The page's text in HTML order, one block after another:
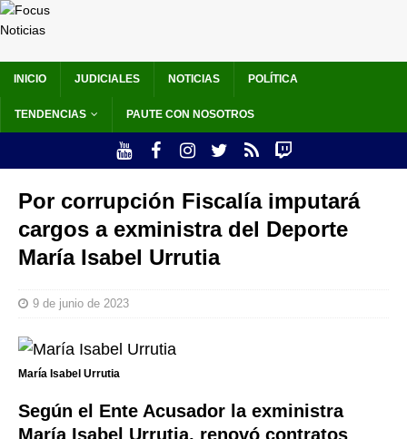
INICIO JUDICIALES NOTICIAS POLÍTICA
TENDENCIAS PAUTE CON NOSOTROS
Por corrupción Fiscalía imputará
cargos a exministra del Deporte
María Isabel Urrutia
9 de junio de 2023
María Isabel Urrutia
Según el Ente Acusador la exministra
María Isabel Urrutia, renovó contratos